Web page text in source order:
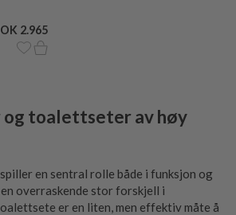
2.965
toalettseter av høy
en sentral rolle både i funksjon og
overraskende stor forskjell i
er en liten, men effektiv måte å